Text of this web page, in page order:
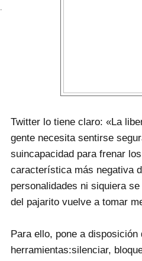
Twitter lo tiene claro: «La
gente necesita sentirse
suincapacidad para frenar
característica más negativa
personalidades ni siquiera
del pajarito vuelve a tomar
Para ello, pone a
herramientas:silenciar,